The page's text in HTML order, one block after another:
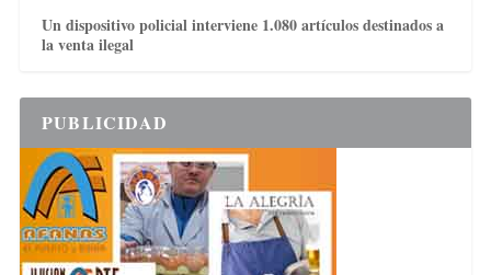
Un dispositivo policial interviene 1.080 artículos destinados a
la venta ilegal
PUBLICIDAD